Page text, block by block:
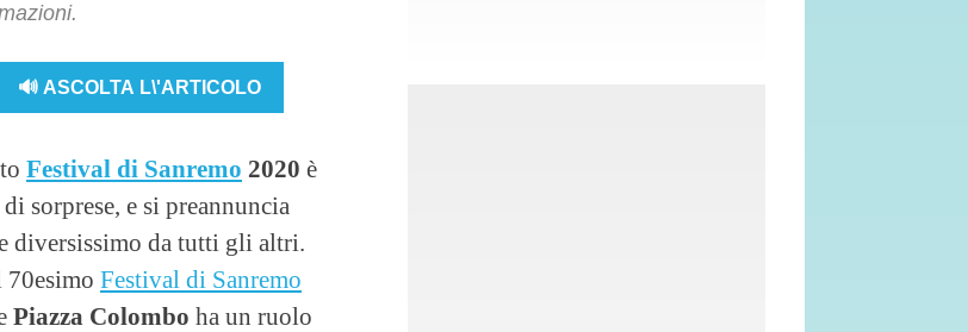
🔊 ASCOLTA L\'ARTICOLO
Festival di Sanremo 2020 è
sorprese, e si preannuncia
diversissimo da tutti gli altri.
70esimo Festival di Sanremo
Piazza Colombo ha un ruolo